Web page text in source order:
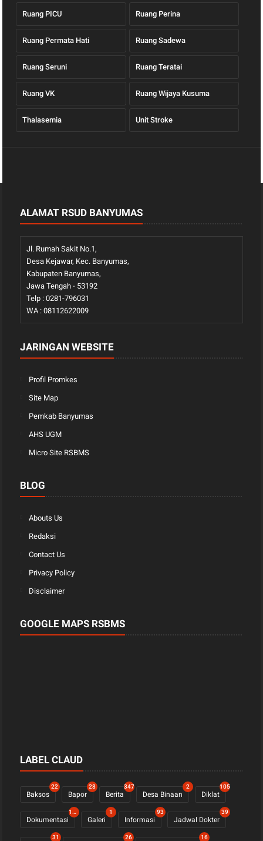
Ruang PICU Ruang Perina
Ruang Permata Hati Ruang Sadewa
Ruang Seruni Ruang Teratai
Ruang VK Ruang Wijaya Kusuma
Thalasemia Unit Stroke
ALAMAT RSUD BANYUMAS
Jl. Rumah Sakit No.1,
Desa Kejawar, Kec. Banyumas,
Kabupaten Banyumas,
Jawa Tengah - 53192
Telp : 0281-796031
WA : 08112622009
JARINGAN WEBSITE
Profil Promkes
Site Map
Pemkab Banyumas
AHS UGM
Micro Site RSBMS
BLOG
Abouts Us
Redaksi
Contact Us
Privacy Policy
Disclaimer
GOOGLE MAPS RSBMS
LABEL CLAUD
Baksos
22
Bapor
28
Berita
347
Desa Binaan
2
Diklat
105
Dokumentasi
1121
Galeri
1
Informasi
93
Jadwal Dokter
39
31 26 16